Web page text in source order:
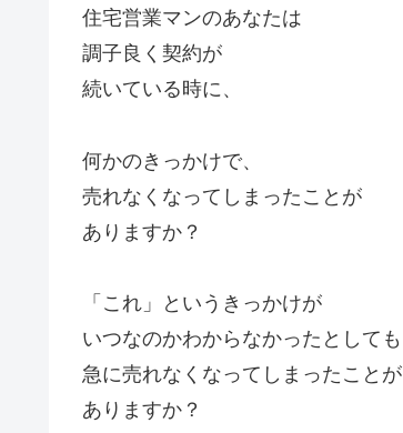
住宅営業マンのあなたは
調子良く契約が
続いている時に、
何かのきっかけで、
売れなくなってしまったことが
ありますか？
「これ」というきっかけが
いつなのかわからなかったとしても
急に売れなくなってしまったことが
ありますか？